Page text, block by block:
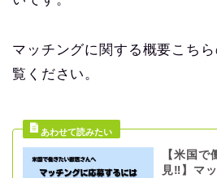
マッチングに関する概要こち
覧ください。
【米国
見‼︎】マ